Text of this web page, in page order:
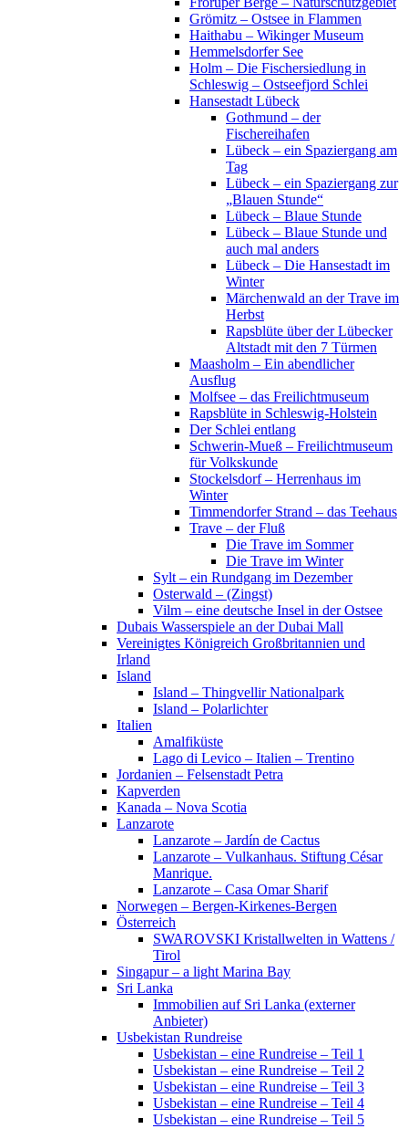
Grömitz – Ostsee in Flammen
Haithabu – Wikinger Museum
Hemmelsdorfer See
Holm – Die Fischersiedlung in
Schleswig – Ostseefjord Schlei
Hansestadt Lübeck
Gothmund – der
Fischereihafen
Lübeck – ein Spaziergang am
Tag
Lübeck – ein Spaziergang zur
„Blauen Stunde“
Lübeck – Blaue Stunde
Lübeck – Blaue Stunde und
auch mal anders
Lübeck – Die Hansestadt im
Winter
Märchenwald an der Trave im
Herbst
Rapsblüte über der Lübecker
Altstadt mit den 7 Türmen
Maasholm – Ein abendlicher
Ausflug
Molfsee – das Freilichtmuseum
Rapsblüte in Schleswig-Holstein
Der Schlei entlang
Schwerin-Mueß – Freilichtmuseum
für Volkskunde
Stockelsdorf – Herrenhaus im
Winter
Timmendorfer Strand – das Teehaus
Trave – der Fluß
Die Trave im Sommer
Die Trave im Winter
Sylt – ein Rundgang im Dezember
Osterwald – (Zingst)
Vilm – eine deutsche Insel in der Ostsee
Dubais Wasserspiele an der Dubai Mall
Vereinigtes Königreich Großbritannien und
Irland
Island
Island – Thingvellir Nationalpark
Island – Polarlichter
Italien
Amalfiküste
Lago di Levico – Italien – Trentino
Jordanien – Felsenstadt Petra
Kapverden
Kanada – Nova Scotia
Lanzarote
Lanzarote – Jardín de Cactus
Lanzarote – Vulkanhaus. Stiftung César
Manrique.
Lanzarote – Casa Omar Sharif
Norwegen – Bergen-Kirkenes-Bergen
Österreich
SWAROVSKI Kristallwelten in Wattens /
Tirol
Singapur – a light Marina Bay
Sri Lanka
Immobilien auf Sri Lanka (externer
Anbieter)
Usbekistan Rundreise
Usbekistan – eine Rundreise – Teil 1
Usbekistan – eine Rundreise – Teil 2
Usbekistan – eine Rundreise – Teil 3
Usbekistan – eine Rundreise – Teil 4
Usbekistan – eine Rundreise – Teil 5